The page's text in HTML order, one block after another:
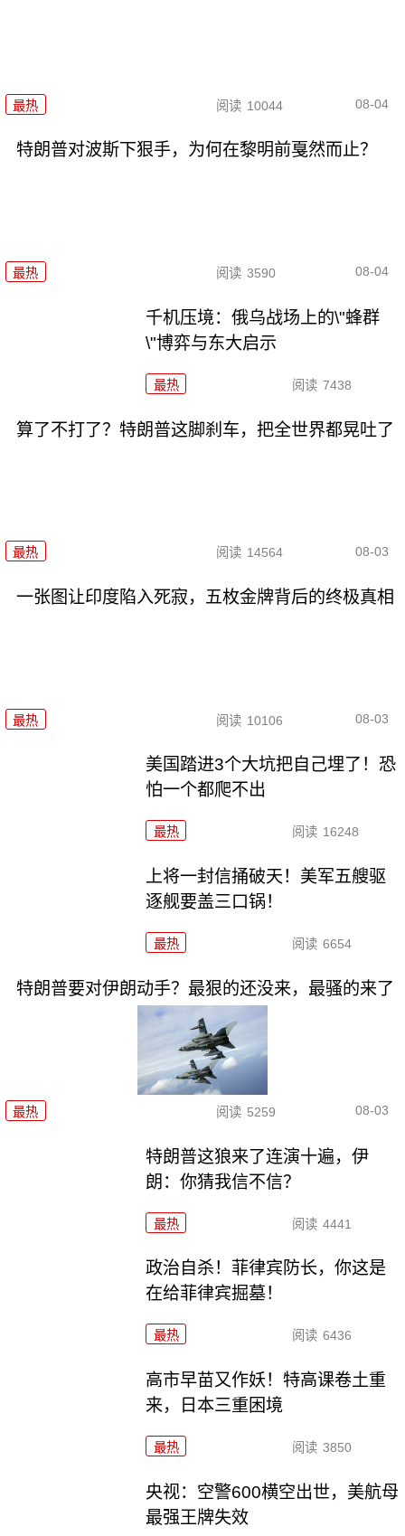
最热 阅读 10044 08-04
特朗普对波斯下狠手，为何在黎明前戛然而止？
最热 阅读 3590 08-04
千机压境：俄乌战场上的\"蜂群
\"博弈与东大启示
最热 阅读 7438
算了不打了？特朗普这脚刹车，把全世界都晃吐了
最热 阅读 14564 08-03
一张图让印度陷入死寂，五枚金牌背后的终极真相
最热 阅读 10106 08-03
美国踏进3个大坑把自己埋了！恐
怕一个都爬不出
最热 阅读 16248
上将一封信捅破天！美军五艘驱
逐舰要盖三口锅！
最热 阅读 6654
特朗普要对伊朗动手？最狠的还没来，最骚的来了
最热 阅读 5259 08-03
特朗普这狼来了连演十遍，伊
朗：你猜我信不信？
最热 阅读 4441
政治自杀！菲律宾防长，你这是
在给菲律宾掘墓！
最热 阅读 6436
高市早苗又作妖！特高课卷土重
来，日本三重困境
最热 阅读 3850
央视：空警600横空出世，美航母
最强王牌失效